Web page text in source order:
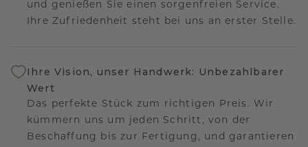
und genießen Sie einen sorgenfreien Service.
Ihre Zufriedenheit steht bei uns an erster Stelle.
Ihre Vision, unser Handwerk: Unbezahlbarer
Wert
Das perfekte Stück zum richtigen Preis. Wir
kümmern uns um jeden Schritt, von der
Beschaffung bis zur Fertigung, und garantieren